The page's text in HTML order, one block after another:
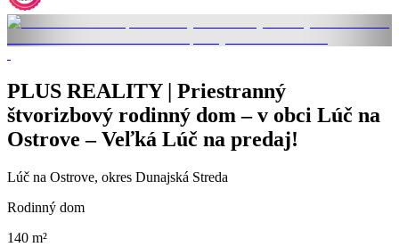
PLUS REALITY | Priestranný
štvorizbový rodinný dom – v obci Lúč na
Ostrove – Veľká Lúč na predaj!
Lúč na Ostrove, okres Dunajská Streda
Rodinný dom
140 m²